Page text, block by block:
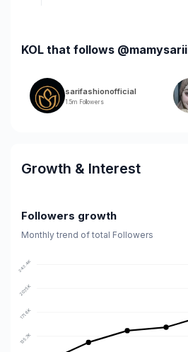
KOL that follows @mamysarii
sarifashionofficial
1.5m Followers
Growth & Interest
Followers growth
Monthly trend of total Followers
243.4K
207.5K
171.6K
135.7K